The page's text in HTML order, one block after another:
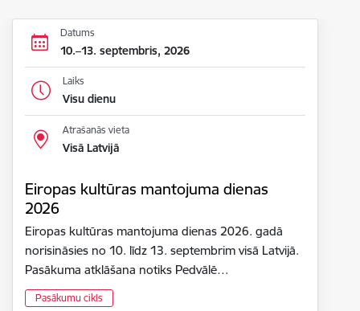
Datums
10.–13. septembris, 2026
Laiks
Visu dienu
Atrašanās vieta
Visā Latvijā
Eiropas kultūras mantojuma dienas
2026
Eiropas kultūras mantojuma dienas 2026. gadā
norisināsies no 10. līdz 13. septembrim visā Latvijā.
Pasākuma atklāšana notiks Pedvālē…
Pasākumu cikls